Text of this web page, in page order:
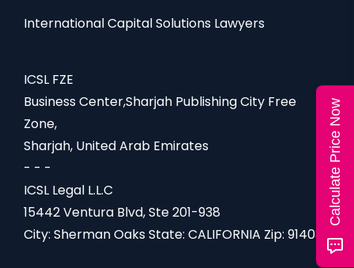
International Capital Solutions Lawyers
ICSL FZE
Business Center,Sharjah Publishing City Free
Zone,
Sharjah, United Arab Emirates
- - -
ICSL Legal L.L.C
15442 Ventura Blvd, Ste 201-938
City: Sherman Oaks State: CALIFORNIA Zip: 91403
Calculate Price Now